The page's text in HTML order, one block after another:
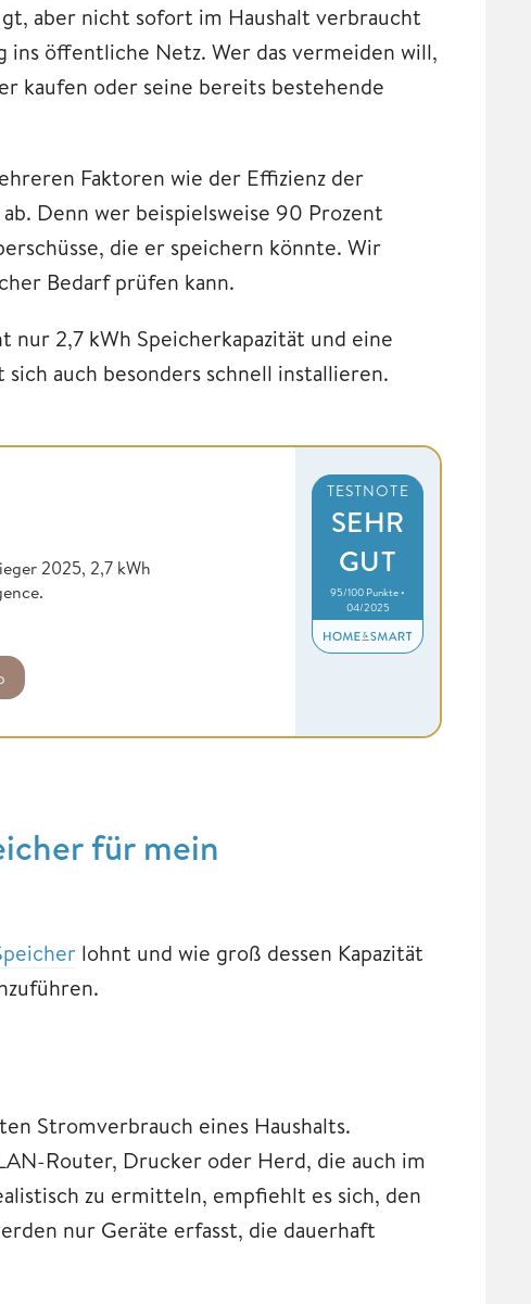
aber nicht sofort im Haushalt verbraucht
öffentliche Netz. Wer das vermeiden will,
kaufen oder seine bereits bestehende
Faktoren wie der Effizienz der
Denn wer beispielsweise 90 Prozent
die er speichern könnte. Wir
Bedarf prüfen kann.
nur 2,7 kWh Speicherkapazität und eine
auch besonders schnell installieren.
2025, 2,7 kWh
TESTNOTE
SEHR
GUT
95/100 Punkte •
04/2025
für mein
lohnt und wie groß dessen Kapazität
Stromverbrauch eines Haushalts.
Router, Drucker oder Herd, die auch im
zu ermitteln, empfiehlt es sich, den
nur Geräte erfasst, die dauerhaft